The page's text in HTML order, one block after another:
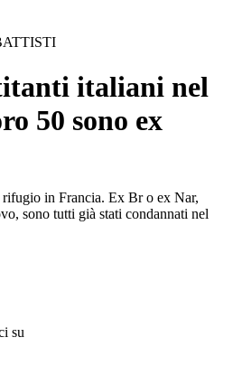
italiani nel
50 sono ex
in Francia. Ex Br o ex Nar,
sono tutti già stati condannati nel
su